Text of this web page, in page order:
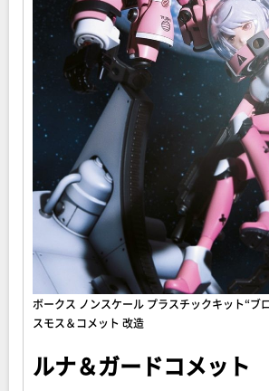
ボークス ノンスケール プラスチックキット“ブ
スモス＆コメット 改造
ルナ＆ガードコメット